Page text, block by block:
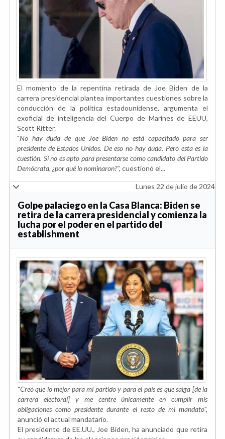
El momento de la repentina retirada de Joe Biden de la
carrera presidencial plantea importantes cuestiones sobre la
conducción de la política estadounidense, argumenta el
exoficial de inteligencia del Cuerpo de Marines de EEUU,
Scott Ritter.
"No hay duda de que Joe Biden no está capacitado para ser
presidente de Estados Unidos. De eso no hay duda. Pero esta es la
cuestión. Si no es apto para presentarse como candidato del Partido
Demócrata, ¿por qué lo nominaron?", cuestionó el...
Lunes 22 de julio de 2024
Golpe palaciego en la Casa Blanca: Biden se
retira de la carrera presidencial y comienza la
lucha por el poder en el partido del
establishment
"Creo que lo mejor para mi partido y para el país es que salga [de la
carrera electoral] y me centre únicamente en cumplir mis
obligaciones como presidente durante el resto de mi mandato",
anunció el actual mandatario.
El presidente de EE.UU., Joe Biden, ha anunciado que retira